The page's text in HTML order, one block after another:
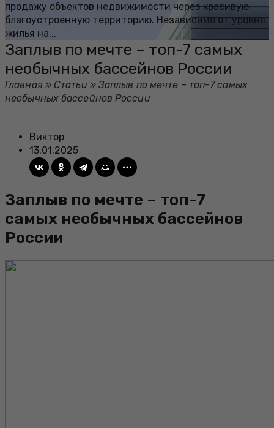
продажу объектов недвижимости через красивую
благоустроенную территорию. Независимо от уровня
жилья на...
Заплыв по мечте – топ-7 самых
необычных бассейнов России
Главная » Статьи » Заплыв по мечте – топ-7 самых
необычных бассейнов России
Виктор
13.01.2025
Заплыв по мечте – топ-7
самых необычных бассейнов
России